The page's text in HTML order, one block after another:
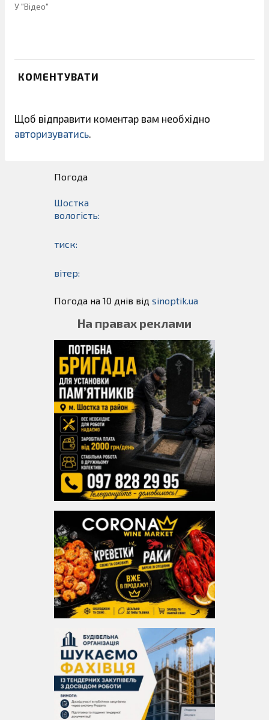
У "Відео"
КОМЕНТУВАТИ
Щоб відправити коментар вам необхідно
авторизуватись
Погода
Шостка
вологість:
тиск:
вітер:
Погода на 10 днів від sinoptik.ua
На правах реклами